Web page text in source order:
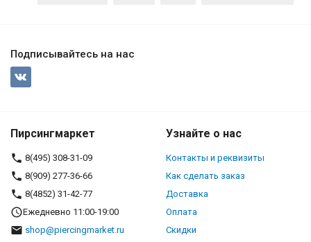
Подписывайтесь на нас
Пирсингмаркет
8(495) 308-31-09
8(909) 277-36-66
8(4852) 31-42-77
Ежедневно 11:00-19:00
shop@piercingmarket.ru
Узнайте о нас
Контакты и реквизиты
Как сделать заказ
Доставка
Оплата
Скидки